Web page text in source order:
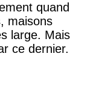
quand
maisons
large. Mais
ce dernier.